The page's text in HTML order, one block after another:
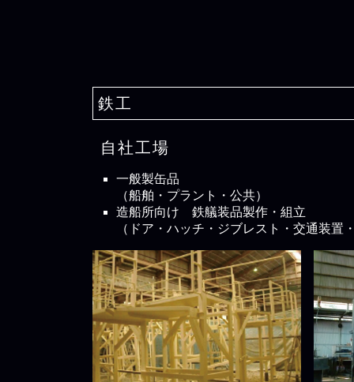
鉄工
自社工場
一般製缶品
（船舶・プラント・公共）
造船所向け 鉄艤装品製作・組立
（ドア・ハッチ・ジブレスト・交通装